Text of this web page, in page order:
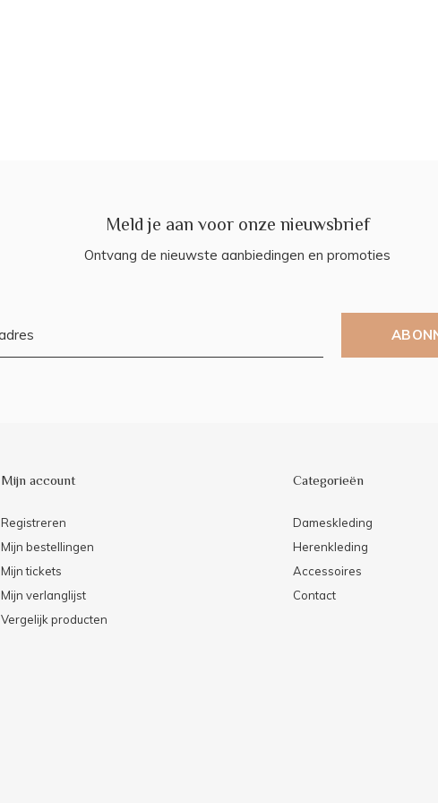
Meld je aan voor onze nieuwsbrief
Ontvang de nieuwste aanbiedingen en promoties
Mijn account
Registreren
Mijn bestellingen
Mijn tickets
Mijn verlanglijst
Vergelijk producten
Categorieën
Dameskleding
Herenkleding
Accessoires
Contact